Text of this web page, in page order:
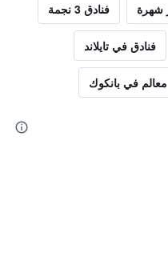
شهرة فنادق 3 نجمة
فنادق في تايلاند
معالم في بانكوك